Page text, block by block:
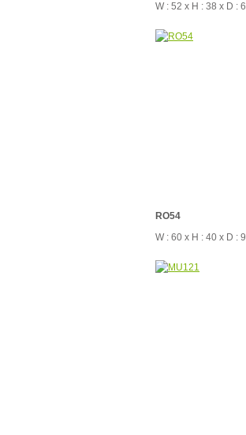
W : 52 x H : 38 x D : 6
RO54
W : 60 x H : 40 x D : 9